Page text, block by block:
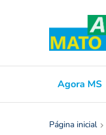
Agora MS
Página inicial